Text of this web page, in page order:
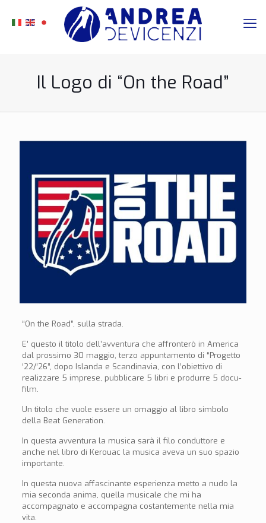
Il Logo di “On the Road”
“On the Road”, sulla strada.
E’ questo il titolo dell’avventura che affronterò in America
dal prossimo 30 maggio, terzo appuntamento di “Progetto
‘22/’26”, dopo Islanda e Scandinavia, con l’obiettivo di
realizzare 5 imprese, pubblicare 5 libri e produrre 5 docu-
film.
Un titolo che vuole essere un omaggio al libro simbolo
della Beat Generation.
In questa avventura la musica sarà il filo conduttore e
anche nel libro di Kerouac la musica aveva un suo spazio
importante.
In questa nuova affascinante esperienza metto a nudo la
mia seconda anima, quella musicale che mi ha
accompagnato e accompagna costantemente nella mia
vita.